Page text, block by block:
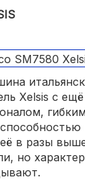
AquaClean.
Xelsis с ещё
в разы
но